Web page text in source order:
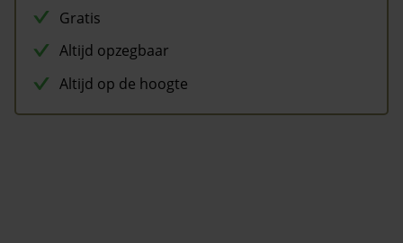
Gratis
Altijd opzegbaar
Altijd op de hoogte